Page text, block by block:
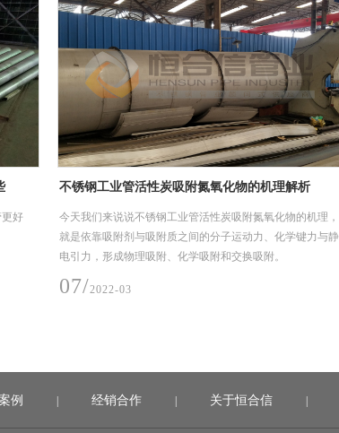
好
不锈钢工业管活性炭吸附氮氧化物的机理解析
今天我们来说说不锈钢工业管活性炭吸附氮氧化物的机理，
就是依靠吸附剂与吸附质之间的分子运动力、化学键力与静
电引力，形成物理吸附、化学吸附和交换吸附。
07/2022-03
例 | 经销合作 | 关于恒合信 |